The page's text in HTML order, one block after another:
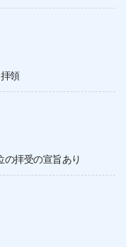
領
の拝受の宣旨あり